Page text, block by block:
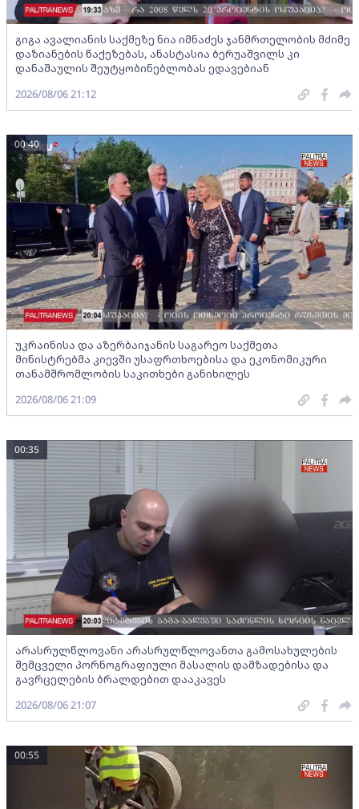
გიგა ავალიანის საქმეზე ნია იმნაძეს ჯანმრთელობის მძიმე
დაზიანების წაქეზებას, ანასტასია ბერუაშვილს კი
დანაშაულის შეუტყობინებლობას ედავებიან
2026/08/06 21:12
უკრაინისა და აზერბაიჯანის საგარეო საქმეთა
მინისტრებმა კიევში უსაფრთხოებისა და ეკონომიკური
თანამშრომლობის საკითხები განიხილეს
00:40
2026/08/06 21:09
არასრულწლოვანი არასრულწლოვანთა გამოსახულების
შემცველი პორნოგრაფიული მასალის დამზადებისა და
გავრცელების ბრალდებით დააკავეს
00:35
2026/08/06 21:07
00:55